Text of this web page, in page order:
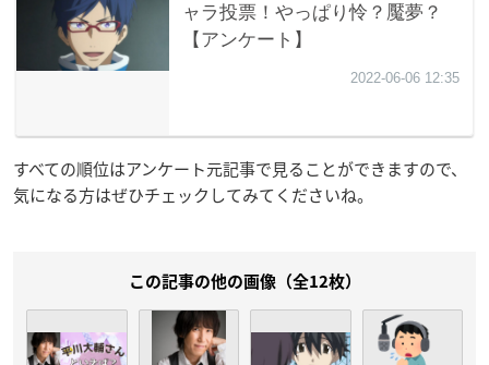
すべての順位はアンケート元記事で見ることができますので、
気になる方はぜひチェックしてみてくださいね。
この記事の他の画像（全12枚）